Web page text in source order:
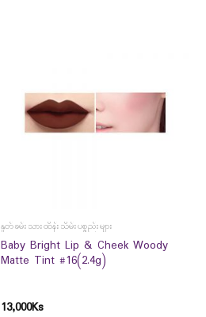
နှုတ်ခမ်းသားထိန်းသိမ်းပစ္စည်းများ
Baby Bright Lip & Cheek Woody
Matte Tint #16(2.4g)
13,000Ks